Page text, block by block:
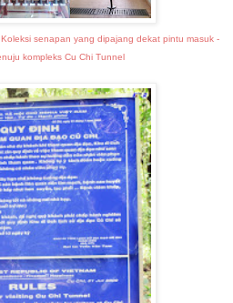
senapan yang dipajang dekat pintu masuk -
kompleks Cu Chi Tunnel